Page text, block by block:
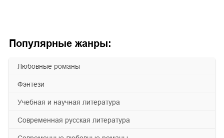
Популярные жанры:
любовные романы
фэнтези
учебная и научная литература
современная русская литература